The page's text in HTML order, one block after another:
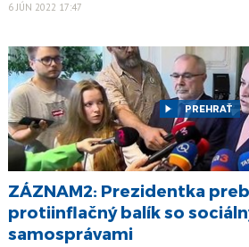
6 JÚN 2022 17:47
PREHRAŤ
ZÁZNAM2: Prezidentka
protiinflačný balík so
samosprávami